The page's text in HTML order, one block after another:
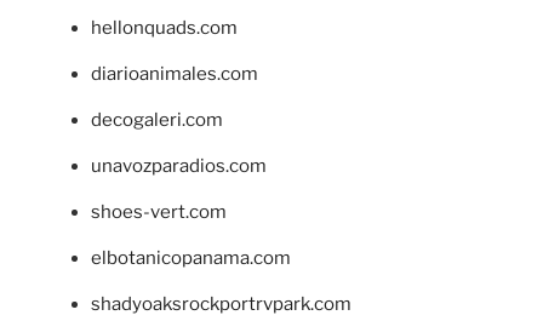
hellonquads.com
diarioanimales.com
decogaleri.com
unavozparadios.com
shoes-vert.com
elbotanicopanama.com
shadyoaksrockportrvpark.com